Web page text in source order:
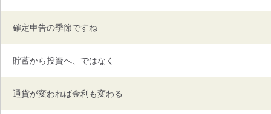
確定申告の季節ですね
貯蓄から投資へ、ではなく
通貨が変われば金利も変わる